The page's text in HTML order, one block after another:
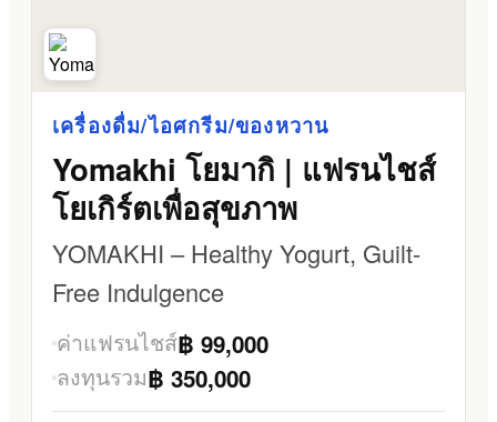
เครื่องดื่ม/ไอศกรีม/ของหวาน
Yomakhi โยมากิ | แฟรนไชส์
โยเกิร์ตเพื่อสุขภาพ
YOMAKHI – Healthy Yogurt, Guilt-
Free Indulgence
ค่าแฟรนไชส์฿ 99,000
ลงทุนรวม฿ 350,000